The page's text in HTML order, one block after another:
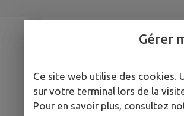
PRISE EN CHARGE D UNE
BIBLIOTHEQUE
Gérer
Ce site web utilise des cookies.
sur votre terminal lors de la
Pour en savoir plus, consultez